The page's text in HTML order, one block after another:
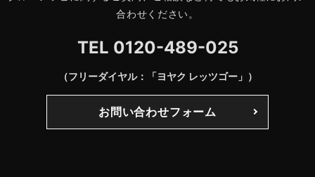
合わせください。
TEL 0120-489-025
（フリーダイヤル：「ヨヤク レッツゴー」）
お問い合わせフォーム